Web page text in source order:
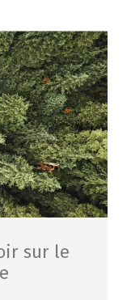
sur le